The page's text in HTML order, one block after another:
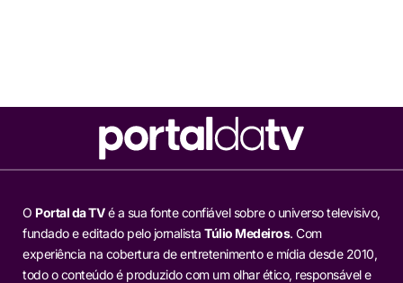
O Portal da TVé a sua fonte confiável sobre o universo televisivo,
fundado e editado pelo jornalista Túlio Medeiros. Com
experiência na cobertura de entretenimento e mídia desde 2010,
todo o conteúdo é produzido com um olhar ético, responsável e